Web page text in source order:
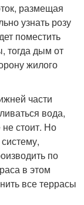
размещая
узнать розу
поместить
тогда дым от
жилого
части
вода,
не стоит. Но
по
в этом
все террасы